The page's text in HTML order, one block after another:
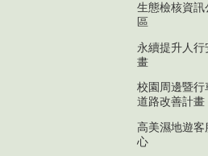
生態檢核資訊
區
永續提升人行
畫
校園周邊暨行
道路改善計畫
高美濕地遊客
心